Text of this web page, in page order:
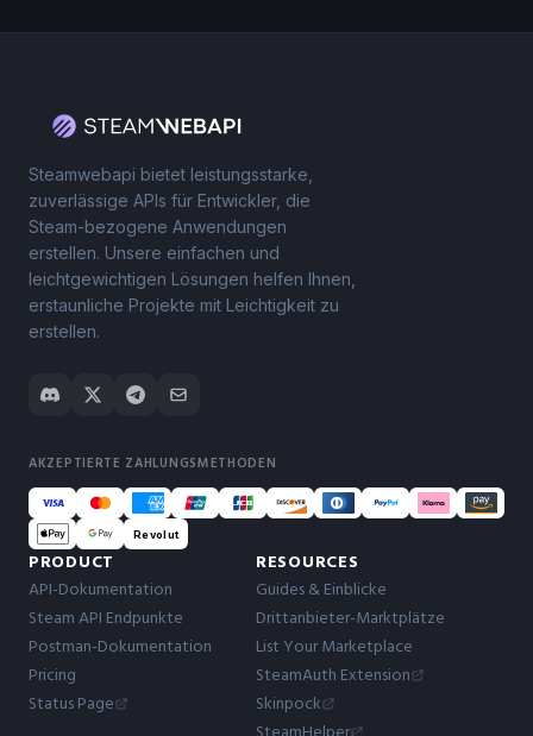
Steamwebapi bietet leistungsstarke,
zuverlässige APIs für Entwickler, die
Steam-bezogene Anwendungen
erstellen. Unsere einfachen und
leichtgewichtigen Lösungen helfen Ihnen,
erstaunliche Projekte mit Leichtigkeit zu
erstellen.
AKZEPTIERTE ZAHLUNGSMETHODEN
Revolut
PRODUCT
API-Dokumentation
Steam API Endpunkte
Postman-Dokumentation
Pricing
Status Page
RESOURCES
Guides & Einblicke
Drittanbieter-Marktplätze
List Your Marketplace
SteamAuth Extension
Skinpock